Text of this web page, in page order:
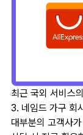
최근 국외 서비스
3. 네임드 가구 회
대부분의 고객사